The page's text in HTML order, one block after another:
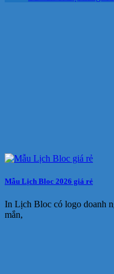
Mẫu Lịch Bloc 2026 giá rẻ
In Lịch Bloc có logo doanh
mắn,